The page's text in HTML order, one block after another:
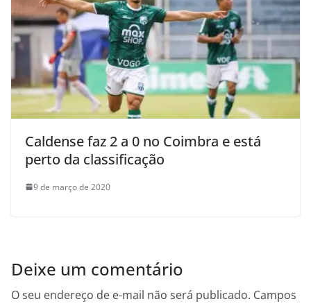
Caldense faz 2 a 0 no Coimbra e está
perto da classificação
9 de março de 2020
Deixe um comentário
O seu endereço de e-mail não será publicado. Campos